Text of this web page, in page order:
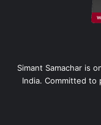
Simant Samachar is
India. Committed